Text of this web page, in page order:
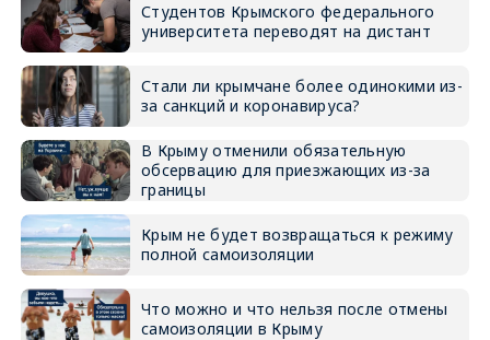
Студентов Крымского федерального
университета переводят на дистант
Стали ли крымчане более одинокими из-
за санкций и коронавируса?
В Крыму отменили обязательную
обсервацию для приезжающих из-за
границы
Крым не будет возвращаться к режиму
полной самоизоляции
Что можно и что нельзя после отмены
самоизоляции в Крыму